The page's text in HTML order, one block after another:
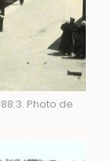
Photo de